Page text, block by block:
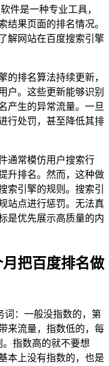
件是一种专业工具，
结果页面的排名情况。
解网站在百度搜索引擎
的排名算法持续更新，
户。这些更新能够识别
产生的异常流量。一旦
行处罚，甚至降低其排
通常模仿用户搜索行
升排名。然而，这种做
索引擎的规则。搜索引
站点进行惩罚。无法真
是优先展示高质量的内
把百度排名做
词：一般没指数的，第
来流量，指数低的，每
指数高的就不要想
本上没有指数的，也是